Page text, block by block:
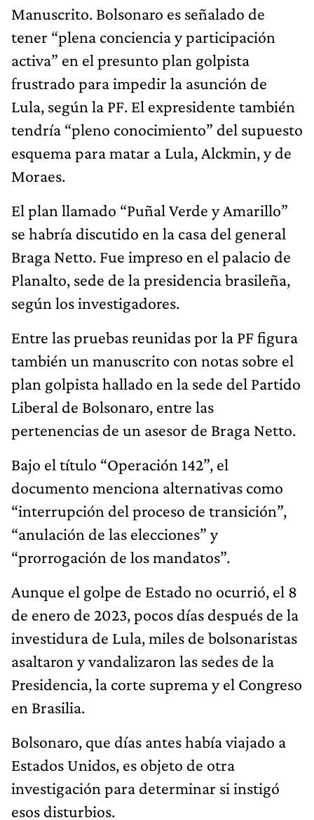
Manuscrito. Bolsonaro es señalado de
tener “plena conciencia y participación
activa” en el presunto plan golpista
frustrado para impedir la asunción de
Lula, según la PF. El expresidente también
tendría “pleno conocimiento” del supuesto
esquema para matar a Lula, Alckmin, y de
Moraes.
El plan llamado “Puñal Verde y Amarillo”
se habría discutido en la casa del general
Braga Netto. Fue impreso en el palacio de
Planalto, sede de la presidencia brasileña,
según los investigadores.
Entre las pruebas reunidas por la PF figura
también un manuscrito con notas sobre el
plan golpista hallado en la sede del Partido
Liberal de Bolsonaro, entre las
pertenencias de un asesor de Braga Netto.
Bajo el título “Operación 142”, el
documento menciona alternativas como
“interrupción del proceso de transición”,
“anulación de las elecciones” y
“prorrogación de los mandatos”.
Aunque el golpe de Estado no ocurrió, el 8
de enero de 2023, pocos días después de la
investidura de Lula, miles de bolsonaristas
asaltaron y vandalizaron las sedes de la
Presidencia, la corte suprema y el Congreso
en Brasilia.
Bolsonaro, que días antes había viajado a
Estados Unidos, es objeto de otra
investigación para determinar si instigó
esos disturbios.